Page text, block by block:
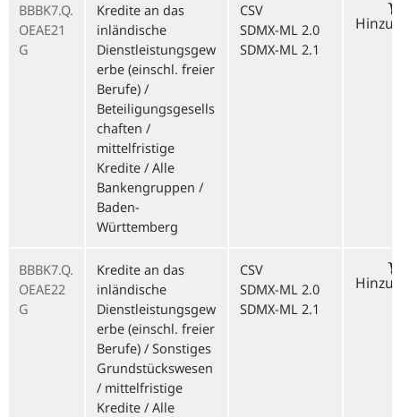
BBBK7.Q.
OEAE21
G
Kredite an das
inländische
Dienstleistungsgew
erbe (einschl. freier
Berufe) /
Beteiligungsgesells
chaften /
mittelfristige
Kredite / Alle
Bankengruppen /
Baden-
Württemberg
CSV
SDMX-ML 2.0
SDMX-ML 2.1
BBBK7.Q.
OEAE22
G
Kredite an das
inländische
Dienstleistungsgew
erbe (einschl. freier
Berufe) / Sonstiges
Grundstückswesen
/ mittelfristige
Kredite / Alle
CSV
SDMX-ML 2.0
SDMX-ML 2.1